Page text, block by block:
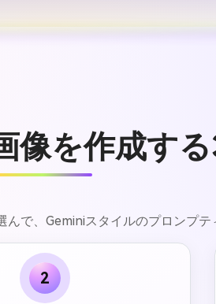
像を作成す
で、Geminiスタイルのプロンプテ
2